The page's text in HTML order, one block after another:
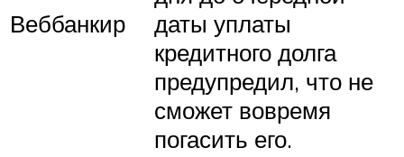
Веббанкир
даты уплаты
кредитного долга
предупредил, что не
сможет вовремя
погасить его.